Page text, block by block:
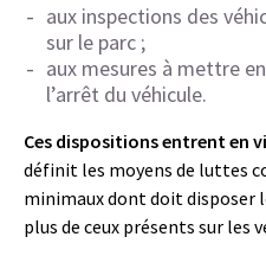
aux inspections des
sur le parc ;
aux mesures à mettre
l’arrêt du véhicule.
Ces dispositions entrent en
définit les moyens de luttes
minimaux dont doit disposer
plus de ceux présents sur les